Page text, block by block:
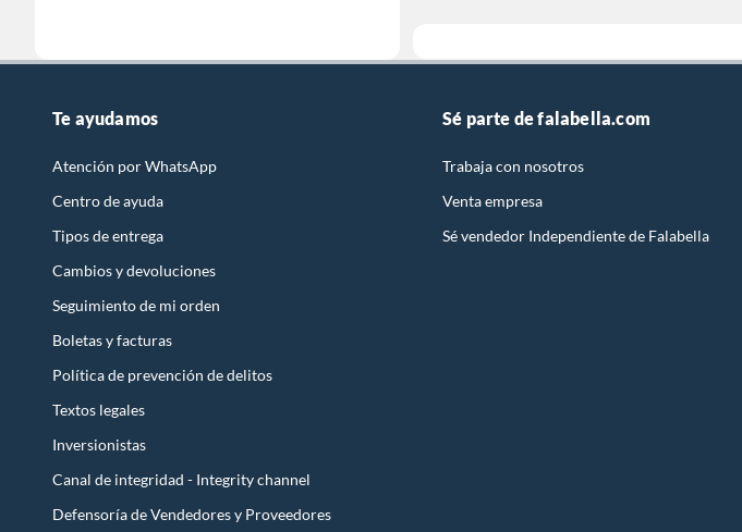
Te ayudamos
Atención por WhatsApp
Centro de ayuda
Tipos de entrega
Cambios y devoluciones
Seguimiento de mi orden
Boletas y facturas
Política de prevención de delitos
Textos legales
Inversionistas
Canal de integridad - Integrity channel
Defensoría de Vendedores y Proveedores
Sé parte de falabella.com
Trabaja con nosotros
Venta empresa
Sé vendedor Independiente de Falabella